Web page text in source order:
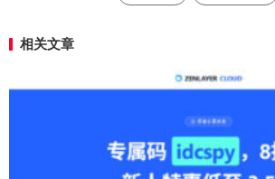
相关文章